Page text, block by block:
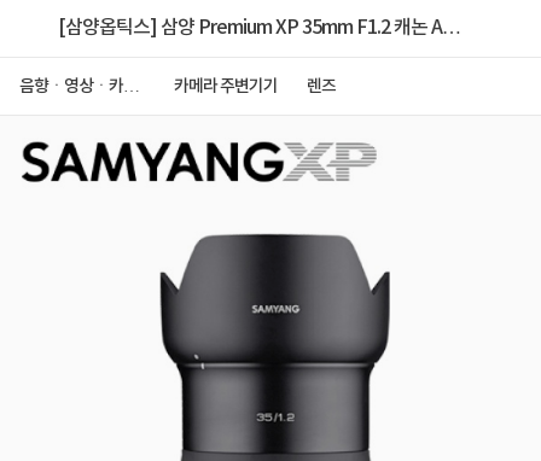
[삼양옵틱스] 삼양 Premium XP 35mm F1.2 캐논 AE
음향ㆍ영상ㆍ카메
카메라 주변기기 렌즈